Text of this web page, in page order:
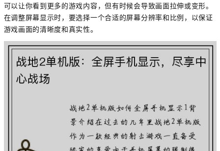
可以让你看到更多的游戏内容，但有时候会导致画面拉伸或变形。
在调整屏幕显示时，要选择一个合适的屏幕分辨率和比例，以保证
游戏画面的清晰度和真实性。